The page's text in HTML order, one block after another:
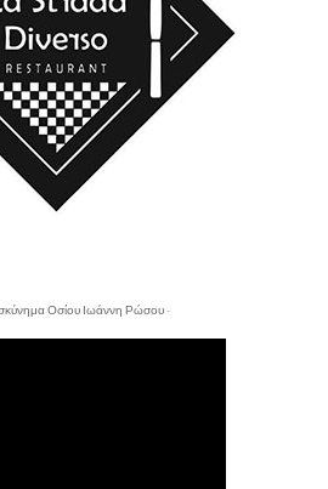
Οσίου Ιωάννη Ρώσου -